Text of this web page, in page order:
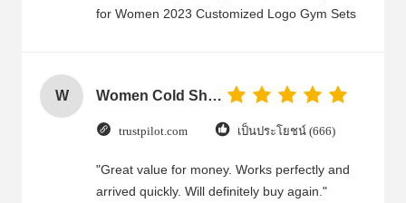
for Women 2023 Customized Logo Gym Sets
W Women Cold Shoulder V Neck Rayon Blouse
trustpilot.com เป็นประโยชน์ (666)
"Great value for money. Works perfectly and
arrived quickly. Will definitely buy again."